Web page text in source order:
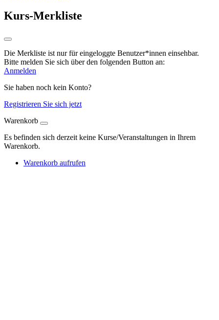
Kurs-Merkliste
Die Merkliste ist nur für eingeloggte Benutzer*innen einsehbar.
Bitte melden Sie sich über den folgenden Button an:
Anmelden
Sie haben noch kein Konto?
Registrieren Sie sich jetzt
Warenkorb
Es befinden sich derzeit keine Kurse/Veranstaltungen in Ihrem
Warenkorb.
Warenkorb aufrufen